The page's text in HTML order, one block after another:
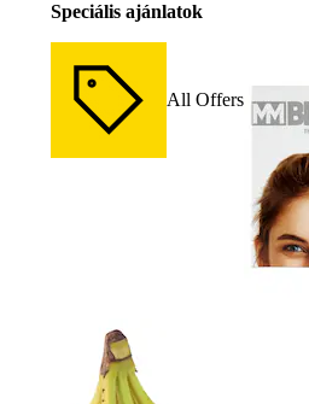
Speciális ajánlatok
All Offers